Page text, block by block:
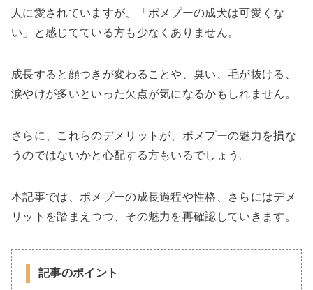
人に愛されていますが、「ポメプーの成犬は可愛くな
い」と感じてている方も少なくありません。
成長すると顔つきが変わることや、臭い、毛が抜ける、
涙やけが多いといった欠点が気になるかもしれません。
さらに、これらのデメリットが、ポメプーの魅力を損な
うのではないかと心配する方もいるでしょう。
本記事では、ポメプーの成長過程や性格、さらにはデメ
リットを踏まえつつ、その魅力を再確認していきます。
記事のポイント